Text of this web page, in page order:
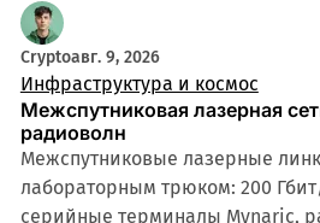
Cryptoавг. 9, 2026
Инфраструктура и космос
Межспутниковая лазерная
радиоволн
Межспутниковые лазерные
лабораторным трюком: 200
серийные терминалы Mynaric,